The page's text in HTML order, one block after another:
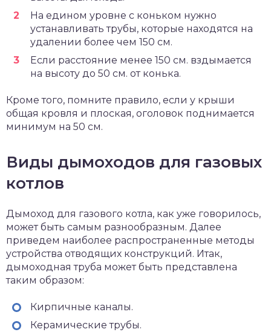
На едином уровне с коньком нужно
устанавливать трубы, которые находятся на
удалении более чем 150 см.
Если расстояние менее 150 см. вздымается
на высоту до 50 см. от конька.
Кроме того, помните правило, если у крыши
общая кровля и плоская, оголовок поднимается
минимум на 50 см.
Виды дымоходов для газовых
котлов
Дымоход для газового котла, как уже говорилось,
может быть самым разнообразным. Далее
приведем наиболее распространенные методы
устройства отводящих конструкций. Итак,
дымоходная труба может быть представлена
таким образом:
Кирпичные каналы.
Керамические трубы.